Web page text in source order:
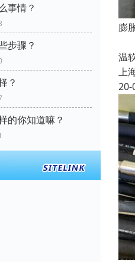
事情？
步骤？
？
的你知道嘛？
膨
温
上
20-